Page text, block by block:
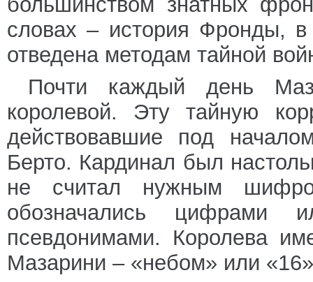
словах – история Фронды,
отведена методам тайной
Почти каждый день
королевой. Эту тайную
действовавшие под
Берто. Кардинал был
не считал нужным
обозначались цифрами
псевдонимами. Королева
Мазарини – «небом» или